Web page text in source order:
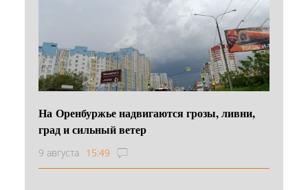
На Оренбуржье надвигаются грозы, ливни,
град и сильный ветер
9 августа 15:49